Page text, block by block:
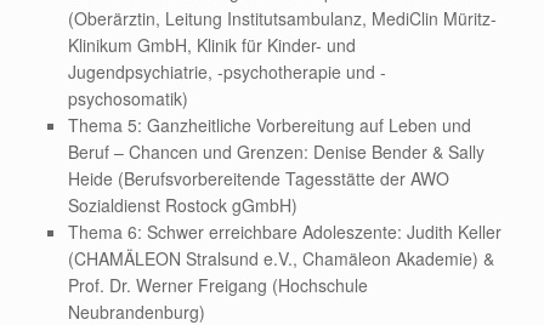
(Oberärztin, Leitung Institutsambulanz, MediClin Müritz-
Klinikum GmbH, Klinik für Kinder- und
Jugendpsychiatrie, -psychotherapie und -
psychosomatik)
Thema 5: Ganzheitliche Vorbereitung auf Leben und
Beruf – Chancen und Grenzen: Denise Bender & Sally
Heide (Berufsvorbereitende Tagesstätte der AWO
Sozialdienst Rostock gGmbH)
Thema 6: Schwer erreichbare Adoleszente: Judith Keller
(CHAMÄLEON Stralsund e.V., Chamäleon Akademie) &
Prof. Dr. Werner Freigang (Hochschule
Neubrandenburg)